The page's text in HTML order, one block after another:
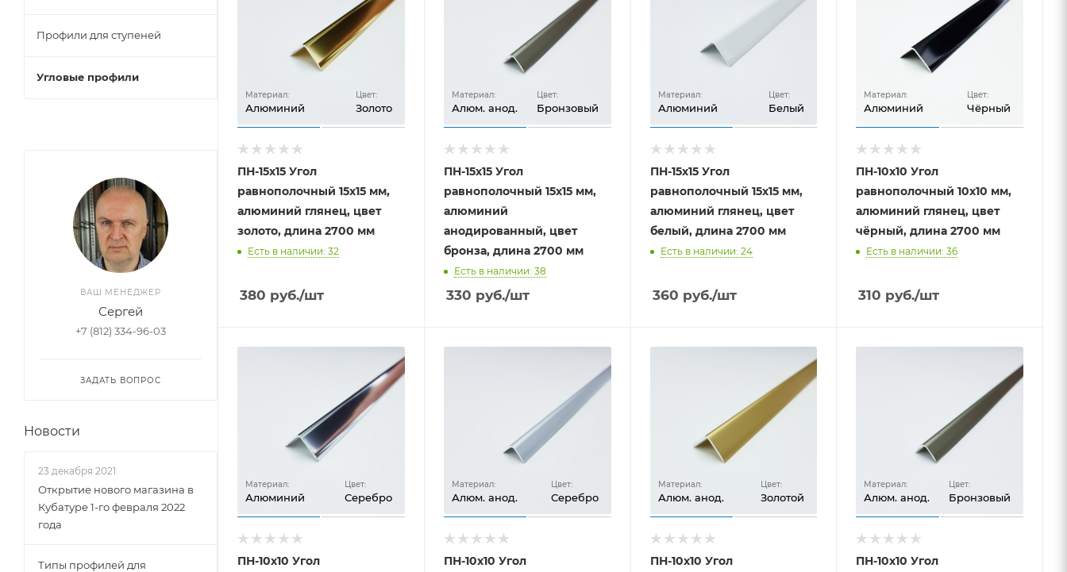
Цвет:
Золото
Материал:
Алюминий
ПН-15х15 Угол
равнополочный 15х15 мм,
алюминий глянец, цвет
золото, длина 2700 мм
Есть в наличии: 32
380 руб./шт
Цвет:
Бронзовый
Материал:
Алюм. анод.
ПН-15х15 Угол
равнополочный 15х15 мм,
алюминий
анодированный, цвет
бронза, длина 2700 мм
Есть в наличии: 38
330 руб./шт
Цвет:
Белый
Материал:
Алюминий
ПН-15х15 Угол
равнополочный 15х15 мм,
алюминий глянец, цвет
белый, длина 2700 мм
Есть в наличии: 24
360 руб./шт
Цвет:
Чёрный
Материал:
Алюминий
ПН-10х10 Угол
равнополочный 10х10 мм,
алюминий глянец, цвет
чёрный, длина 2700 мм
Есть в наличии: 36
310 руб./шт
Цвет:
Серебро
Материал:
Алюминий
ПН-10х10 Угол
Цвет:
Серебро
Материал:
Алюм. анод.
ПН-10х10 Угол
Цвет:
Золотой
Материал:
Алюм. анод.
ПН-10х10 Угол
Цвет:
Бронзовый
Материал:
Алюм. анод.
ПН-10х10 Угол
Профили для ступеней
Угловые профили
ВАШ МЕНЕДЖЕР
Сергей
+7 (812) 334-96-03
ЗАДАТЬ ВОПРОС
Новости
23 декабря 2021
Открытие нового магазина в
Кубатуре 1-го февраля 2022
года
Типы профилей для